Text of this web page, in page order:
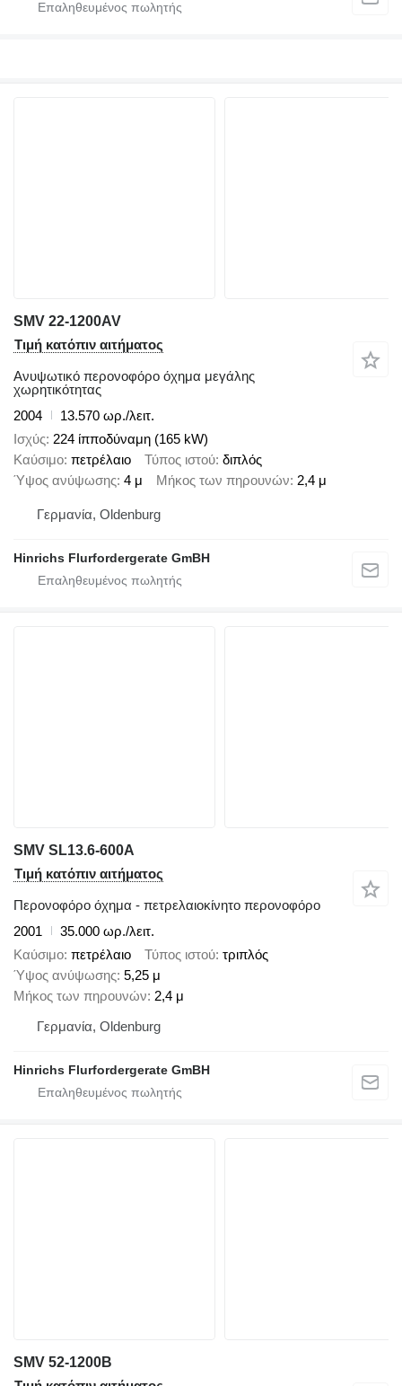
SMV 22-1200AV
Τιμή κατόπιν αιτήματος
Ανυψωτικό περονοφόρο όχημα μεγάλης
χωρητικότητας
2004
13.570 ωρ./λειτ.
Ισχύς 224 ίπποδύναμη (165 kW)
Καύσιμο πετρέλαιο Τύπος ιστού διπλός
Ύψος ανύψωσης 4 μ Μήκος των πηρουνών 2,4 μ
Γερμανία, Oldenburg
Hinrichs Flurfordergerate GmBH
SMV SL13.6-600A
Τιμή κατόπιν αιτήματος
Περονοφόρο όχημα - πετρελαιοκίνητο περονοφόρο
2001
35.000 ωρ./λειτ.
Καύσιμο πετρέλαιο Τύπος ιστού τριπλός
Ύψος ανύψωσης 5,25 μ
Μήκος των πηρουνών 2,4 μ
Γερμανία, Oldenburg
Hinrichs Flurfordergerate GmBH
SMV 52-1200B